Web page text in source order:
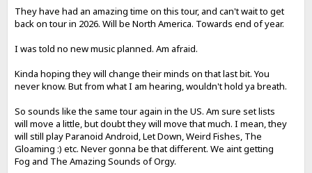
They have had an amazing time on this tour, and can't wait to get
back on tour in 2026. Will be North America. Towards end of year.
I was told no new music planned. Am afraid.
Kinda hoping they will change their minds on that last bit. You
never know. But from what I am hearing, wouldn't hold ya breath.
So sounds like the same tour again in the US. Am sure set lists
will move a little, but doubt they will move that much. I mean, they
will still play Paranoid Android, Let Down, Weird Fishes, The
Gloaming :) etc. Never gonna be that different. We aint getting
Fog and The Amazing Sounds of Orgy.